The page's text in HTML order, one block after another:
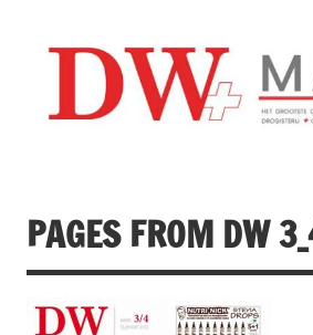
inhoud
PAGES FROM DW